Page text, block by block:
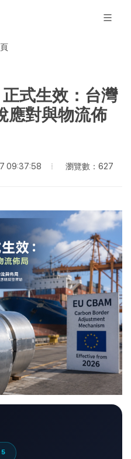
式生效：台灣
應對與物流佈
09:37:58 瀏覽數：627